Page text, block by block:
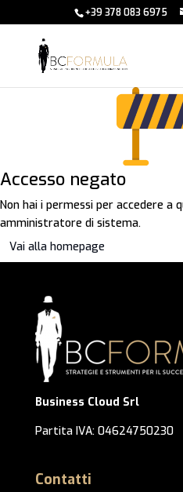
+39 378 083 6975
Accesso negato
Non hai i permessi per accedere
amministratore di sistema.
Vai alla homepage
Business Cloud Srl
Partita IVA: 04624750230
Contatti